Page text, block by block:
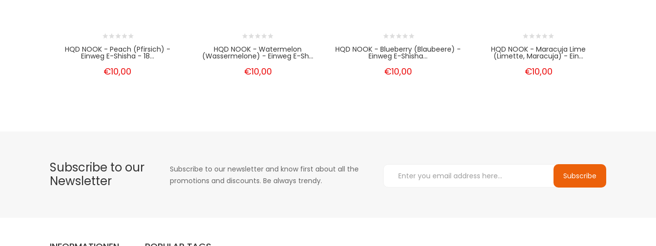
HQD NOOK - Peach (Pfirsich) -
Einweg E-Shisha - 18...
€10,00
HQD NOOK - Watermelon
(Wassermelone) - Einweg E-Sh...
€10,00
HQD NOOK - Blueberry (Blaubeere) -
Einweg E-Shisha...
€10,00
HQD NOOK - Maracuja Lime
(Limette, Maracuja) - Ein...
€10,00
Subscribe to our
Newsletter
Subscribe to our newsletter and know first about all the
promotions and discounts. Be always trendy.
Subscribe